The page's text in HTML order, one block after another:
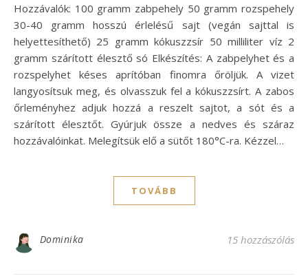
Hozzávalók: 100 gramm zabpehely 50 gramm rozspehely
30-40 gramm hosszú érlelésű sajt (vegán sajttal is
helyettesíthető) 25 gramm kókuszzsír 50 milliliter víz 2
gramm szárított élesztő só Elkészítés: A zabpelyhet és a
rozspelyhet késes aprítóban finomra őröljük. A vizet
langyosítsuk meg, és olvasszuk fel a kókuszzsírt. A zabos
őrleményhez adjuk hozzá a reszelt sajtot, a sót és a
szárított élesztőt. Gyúrjuk össze a nedves és száraz
hozzávalóinkat. Melegítsük elő a sütőt 180°C-ra. Kézzel…
TOVÁBB
Dominika 15 hozzászólás